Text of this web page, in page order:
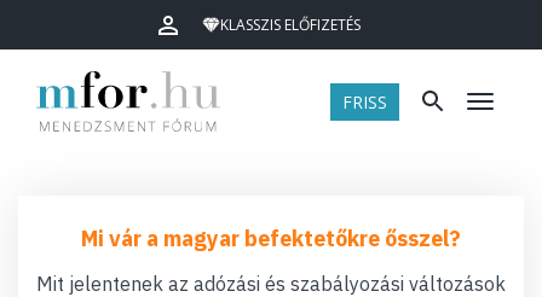
KLASSZIS ELŐFIZETÉS
FRISS Menü
Mi vár a magyar befektetőkre ősszel?
Mit jelentenek az adózási és szabályozási változások